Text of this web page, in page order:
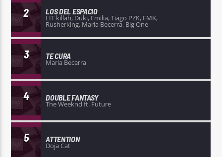
2 LOS DEL ESPACIO
LIT killah, Duki, Emilia, Tiago PZK, FMK,
Rusherking, Maria Becerra, Big One
3 TE CURA
Maria Becerra
4 DOUBLE FANTASY
The Weeknd ft. Future
5 ATTENTION
Doja Cat